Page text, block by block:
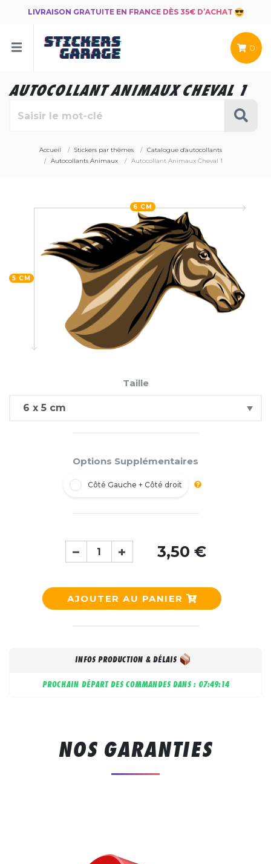
LIVRAISON GRATUITE EN FRANCE DÈS 35€ D’ACHAT
0
AUTOCOLLANT ANIMAUX CHEVAL 1
Accueil Stickers par thèmes
Catalogue d'autocollants
Autocollants Animaux
Autocollant Animaux Cheval 1
5 CM
6 CM
Taille
Options Supplémentaires
Côté Gauche + Côté droit
3,50 €
AJOUTER AU PANIER
INFOS PRODUCTION & DÉLAIS
PROCHAIN DÉPART DES COMMANDES DANS : 07:49:13
NOS GARANTIES